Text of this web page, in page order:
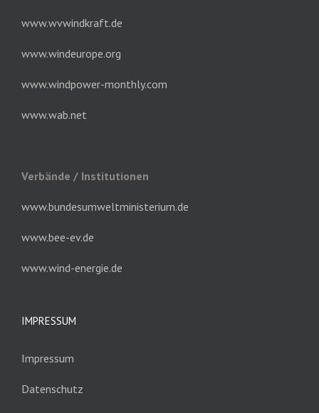
www.wvwindkraft.de
www.windeurope.org
www.windpower-monthly.com
www.wab.net
Verbände / Institutionen
www.bundesumweltministerium.de
www.bee-ev.de
www.wind-energie.de
IMPRESSUM
Impressum
Datenschutz